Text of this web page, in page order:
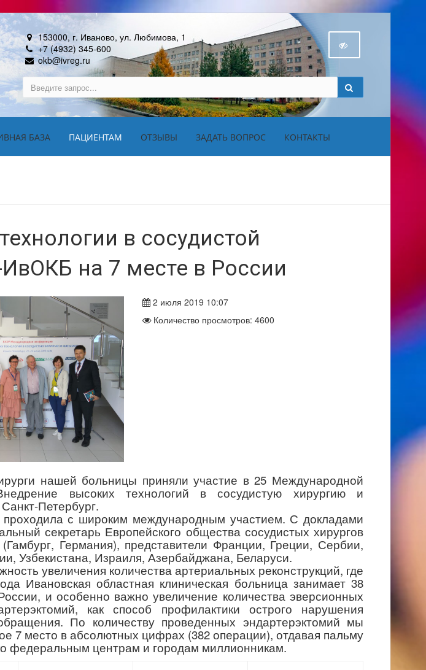
153000, г. Иваново, ул. Любимова, 1
+7 (4932) 345-600
okb@ivreg.ru
БАЗА ПАЦИЕНТАМ ОТЗЫВЫ ЗАДАТЬ ВОПРОС КОНТАКТЫ
в сосудистой
ИвОКБ на 7 месте в России
2 июля 2019 10:07
Количество просмотров: 4600
нашей больницы приняли участие в 25 Международной
высоких технологий в сосудистую хирургию и
Петербург.
с широким международным участием. С докладами
секретарь Европейского общества сосудистых хирургов
Германия), представители Франции, Греции, Сербии,
Узбекистана, Израиля, Азербайджана, Беларуси.
увеличения количества артериальных реконструкций, где
Ивановская областная клиническая больница занимает 38
и особенно важно увеличение количества эверсионных
как способ профилактики острого нарушения
По количеству проведенных эндартерэктомий мы
7 место в абсолютных цифрах (382 операции), отдавая пальму
федеральным центрам и городам миллионникам.